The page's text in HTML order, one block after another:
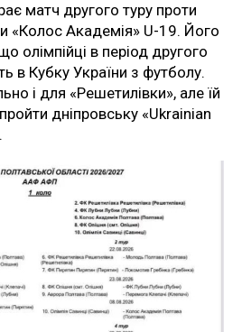
матч другого туру проти
«Колос Академія» U-19. Його
олімпійці в період другого
в Кубку України з футболу.
і для «Решетилівки», але їй
дніпровську «Ukrainian